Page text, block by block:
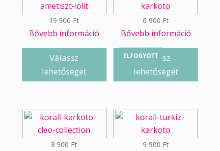
19 900 Ft
Bővebb információ
Válassz
lehetőséget
ELFOGYOTT
6 900 Ft
Bővebb információ
Válassz
lehetőséget
8 900 Ft 9 900 Ft